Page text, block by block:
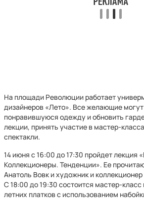
На площади Революции работает
дизайнеров «Лето». Все желающие
понравившуюся одежду и обновить
лекции, принять участие в мастер-
спектакли.
14 июня с 16:00 до 17:30 пройдет лекция
Коллекционеры. Тенденции». Ее
Анатоль Вовк и художник и
С 18:00 до 19:30 состоится мастер-
летних платков с использованием